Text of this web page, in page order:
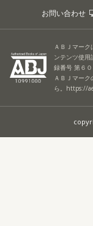
お問い合わせ
ＡＢＪマー
ンテンツ使
録番号 第６０
ＡＢＪマー
ら。 https://